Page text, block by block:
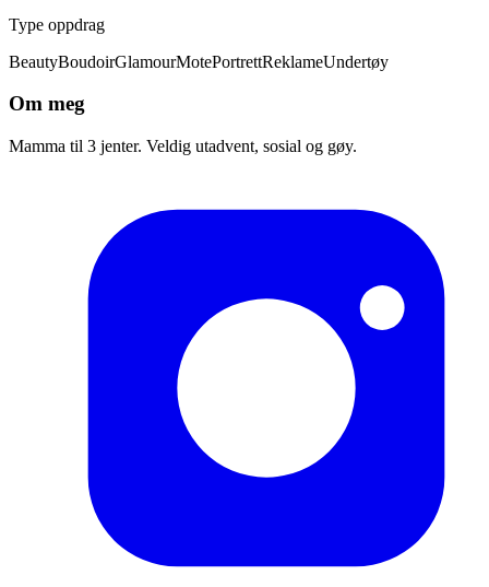
Type oppdrag
BeautyBoudoirGlamourMotePortrettReklameUndertøy
Om meg
Mamma til 3 jenter. Veldig utadvent, sosial og gøy.